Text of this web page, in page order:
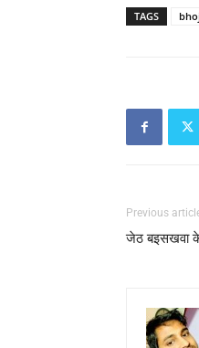
TAGS
Previous
जेठ बइसखवा